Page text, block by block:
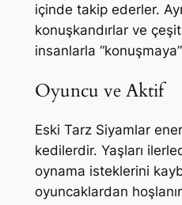
içinde takip ederler.
konuşkandırlar ve
insanlarla “konuşmaya”
Oyuncu ve Aktif
Eski Tarz Siyamlar
kedilerdir. Yaşları
oynama isteklerini
oyuncaklardan